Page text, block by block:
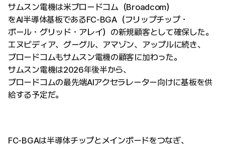
サムスン電機は米ブロードコム（Broadcom）
をAI半導体基板であるFC-BGA（フリップチップ・
ボール・グリッド・アレイ）の新規顧客として確保した。
エヌビディア、グーグル、アマゾン、アップルに続き、
ブロードコムもサムスン電機の顧客に加わった。
サムスン電機は2026年後半から、
ブロードコムの最先端AIアクセラレーター向けに基板を供
給する予定だ。
FC-BGAは半導体チップとメインボードをつなぎ、